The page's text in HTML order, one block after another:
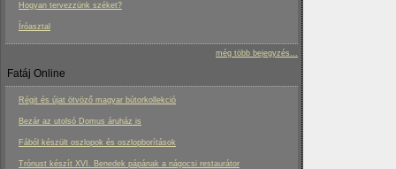
Hogyan tervezzünk széket?
Íróasztal
még több bejegyzés...
Fatáj Online
Régit és újat ötvöző magyar bútorkollekció
Bezár az utolsó Domus áruház is
Fából készült oszlopok és oszlopborítások
Trónust készít XVI. Benedek pápának a nágocsi restaurátor